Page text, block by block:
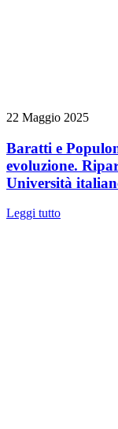
22 Maggio 2025
Baratti e
evoluzione.
Università
Leggi tutto